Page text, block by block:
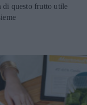
di questo frutto utile